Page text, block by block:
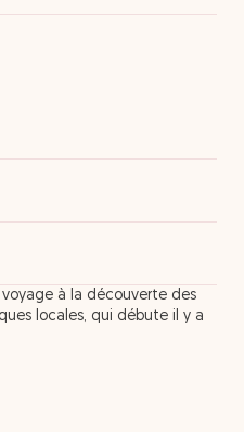
voyage à la découverte des
locales, qui débute il y a